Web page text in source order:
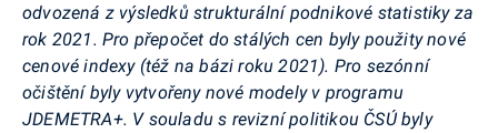
odvozená z výsledků strukturální podnikové statistiky za
rok 2021. Pro přepočet do stálých cen byly použity nové
cenové indexy (též na bázi roku 2021). Pro sezónní
očištění byly vytvořeny nové modely v programu
JDEMETRA+. V souladu s revizní politikou ČSÚ byly